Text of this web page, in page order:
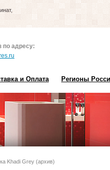
по адресу:
и Оплата Регионы
Khadi Grey (архив)